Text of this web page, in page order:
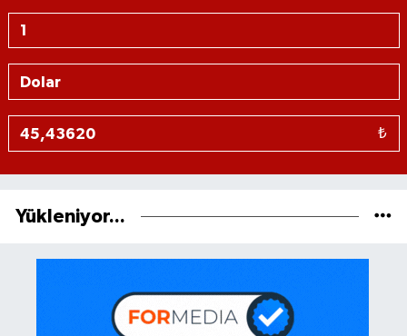
₺
Yükleniyor...